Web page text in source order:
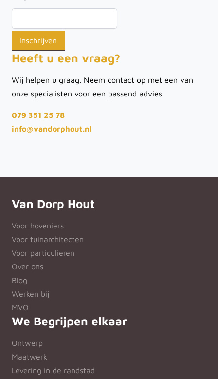
Heeft u een vraag?
Wij helpen u graag. Neem contact op met een van
onze specialisten voor een passend advies.
079 351 25 78
info@vandorphout.nl
Van Dorp Hout
Voor hoveniers
Voor tuinarchitecten
Voor particulieren
Over ons
Blog
Werken bij
MVO
We Begrijpen elkaar
Ontwerp
Maatwerk
Levering in de randstad